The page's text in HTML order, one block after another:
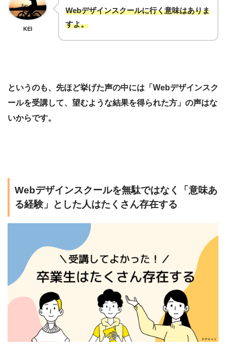
KEI
Webデザインスクールに行く意味はありま
すよ。
というのも、先ほど挙げた声の中には「Webデザインスク
ールを受講して、望むような結果を得られた方」の声はな
いからです。
Webデザインスクールを無駄ではなく「意味あ
る経験」とした人はたくさん存在する